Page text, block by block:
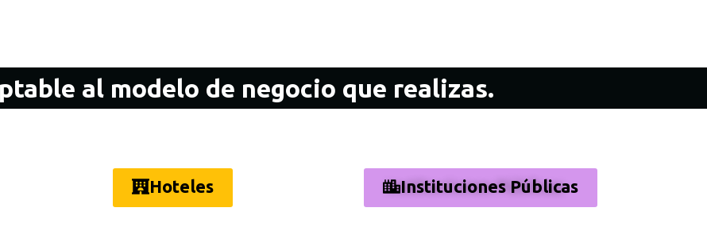
al modelo de negocio que realizas.
Hoteles Instituciones Públicas